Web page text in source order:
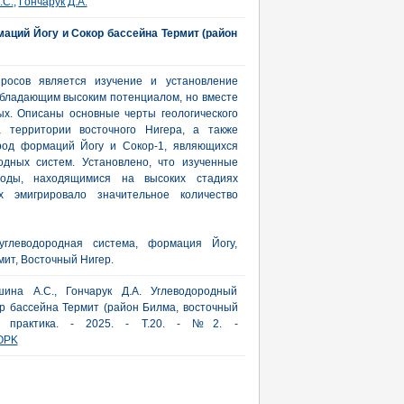
Йогу и Сокор бассейна Термит (район
является изучение и установление
высоким потенциалом, но вместе
Описаны основные черты геологического
восточного Нигера, а также
формаций Йогу и Сокор-1, являющихся
систем. Установлено, что изученные
находящимися на высоких стадиях
эмигрировало значительное количество
система, формация Йогу,
Восточный Нигер.
А.С., Гончарук Д.А. Углеводородный
Термит (район Билма, восточный
и практика. - 2025. - Т.20. - №2. -